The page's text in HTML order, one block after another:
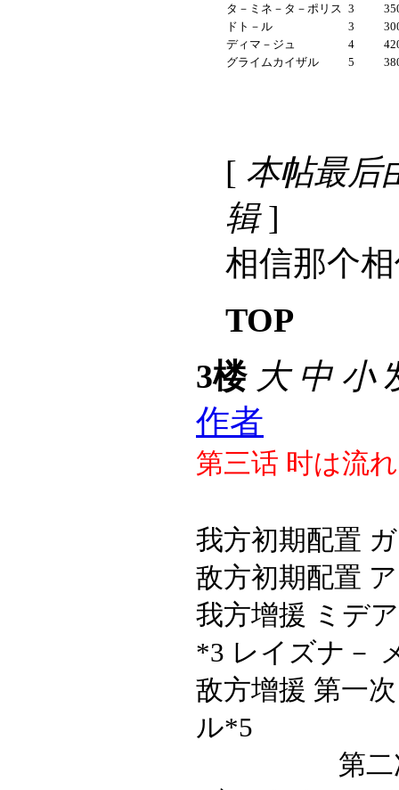
タ－ミネ－タ－ポリス 3
ドト－ル
3
ディマ－ジュ
4
グライムカイザル
5
[ 本帖最后
辑]
相信那个
TOP
3楼 大 中 小
作者
第三话 时は流
我方初期配置
敌方初期配置
我方增援 ミデア
*3 レイズナ－
敌方增援 第一
ル*5
第